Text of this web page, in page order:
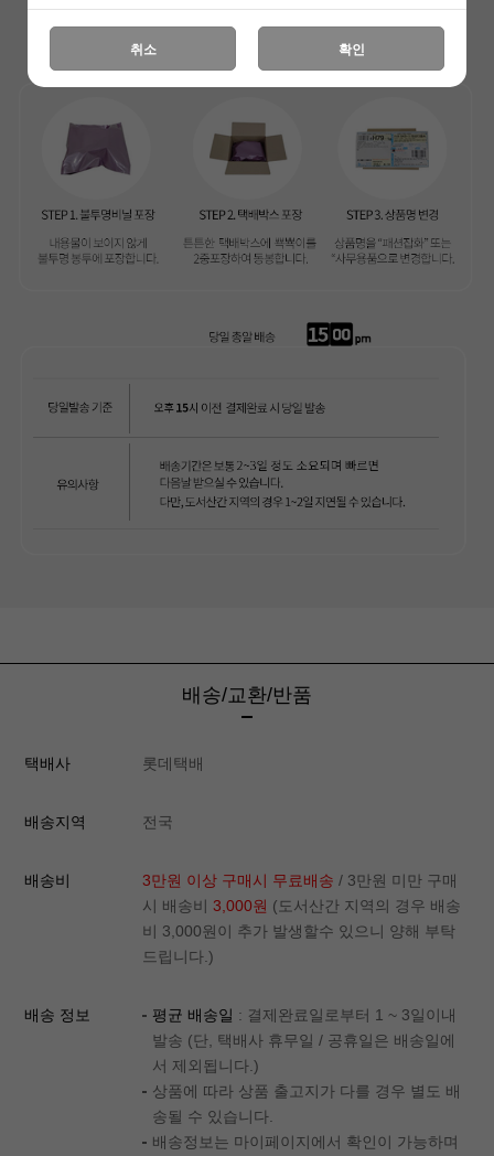
페이코 ID로 페
PAYCO 바로구매
배송/교환/반품
택배사 롯데택배
배송지역 전국
배송비 3만원 이상 구매시 무료배송 / 3만원 미만 구매
시 배송비 3,000원 (도서산간 지역의 경우 배송
비 3,000원이 추가 발생할수 있으니 양해 부탁
드립니다.)
배송 정보 평균 배송일 : 결제완료일로부터 1 ~ 3일이내
발송 (단, 택배사 휴무일 / 공휴일은 배송일에
서 제외됩니다.)
상품에 따라 상품 출고지가 다를 경우 별도 배
송될 수 있습니다.
배송정보는 마이페이지에서 확인이 가능하며
취소 확인